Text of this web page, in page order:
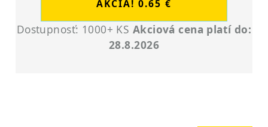
Dostupnosť: 1000+ KS Akciová cena platí do:
28.8.2026